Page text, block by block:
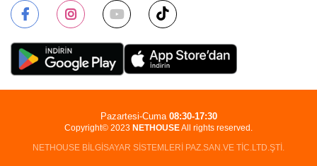
Copyright© 2023 NETHOUSEAll rights reserved.
NETHOUSE BİLGİSAYAR SİSTEMLERİ PAZ.SAN.VE TİC.LTD.ŞTİ.
Pazartesi-Cuma 08:30-17:30